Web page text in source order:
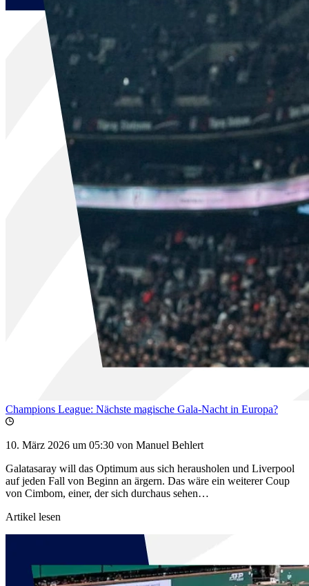
Champions League: Nächste magische Gala-Nacht in Europa?
10. März 2026 um 05:30 von Manuel Behlert
Galatasaray will das Optimum aus sich herausholen und Liverpool
auf jeden Fall von Beginn an ärgern. Das wäre ein weiterer Coup
von Cimbom, einer, der sich durchaus sehen…
Artikel lesen